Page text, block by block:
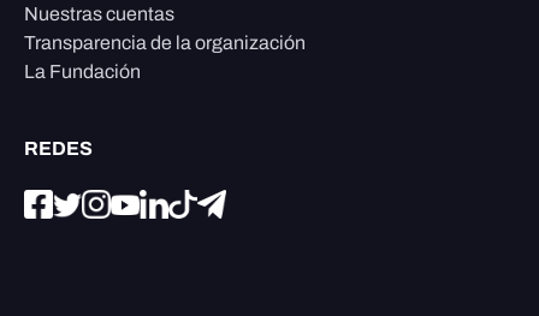
Nuestras cuentas
Transparencia de la organización
La Fundación
REDES